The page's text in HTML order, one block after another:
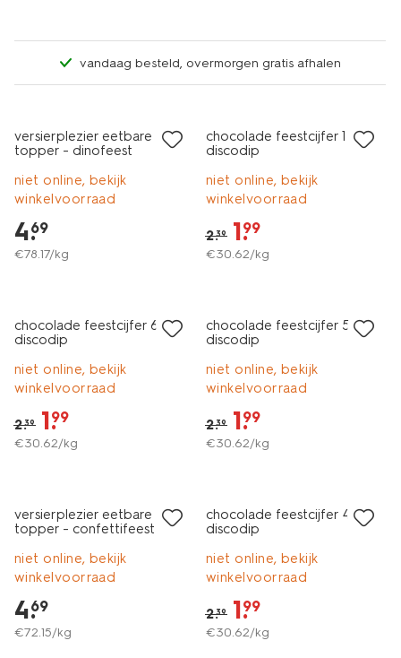
vandaag besteld, overmorgen gratis afhalen
versierplezier eetbare
topper - dinofeest
niet online, bekijk
winkelvoorraad
4.
69
€78.17/kg
chocolade feestcijfer 1 met
discodip
niet online, bekijk
winkelvoorraad
2.39 1.
99
€30.62/kg
chocolade feestcijfer 6 met
discodip
niet online, bekijk
winkelvoorraad
2.39 1.
99
€30.62/kg
chocolade feestcijfer 5 met
discodip
niet online, bekijk
winkelvoorraad
2.39 1.
99
€30.62/kg
versierplezier eetbare
topper - confettifeest
niet online, bekijk
winkelvoorraad
4.
69
€72.15/kg
chocolade feestcijfer 4 met
discodip
niet online, bekijk
winkelvoorraad
2.39 1.
99
€30.62/kg